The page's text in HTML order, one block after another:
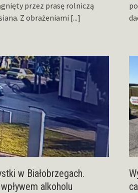
przez prasę rolniczą
Z obrażeniami [...]
w Białobrzegach.
alkoholu